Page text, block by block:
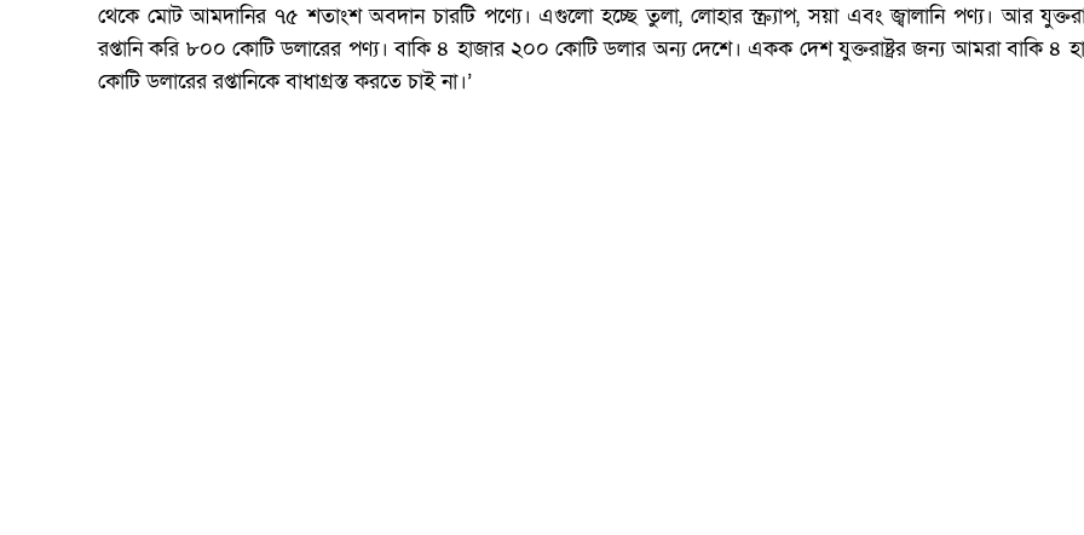
থেকে মোট আমদানির ৭৫ শতাংশ অবদান চারটি পণ্যে। এগুলো হচ্ছে তুলা, লোহার স্ক্র্যাপ, সয়া এবং জ্বালানি পণ্য। আর
রপ্তানি করি ৮০০ কোটি ডলারের পণ্য। বাকি ৪ হাজার ২০০ কোটি ডলার অন্য দেশে। একক দেশ যুক্তরাষ্ট্রর জন্য আমরা বাকি ৪
কোটি ডলারের রপ্তানিকে বাধাগ্রস্ত করতে চাই না।’